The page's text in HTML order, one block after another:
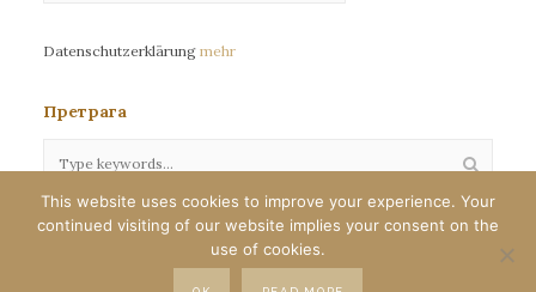
Datenschutzerklärung mehr
Претрага
Сва права задржана©eparhija-nemacka.com
Илустрације : Јелена Јефтић
This website uses cookies to improve your experience. Your
continued visiting of our website implies your consent on the
use of cookies.